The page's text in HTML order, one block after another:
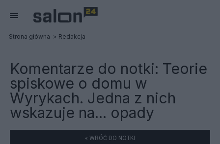
Strona główna Redakcja
Komentarze do notki: Teorie
spiskowe o domu w
Wyrykach. Jedna z nich
wskazuje na... opady
« WRÓĆ DO NOTKI